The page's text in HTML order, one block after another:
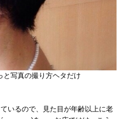
と写真の撮り方ヘタだけ
いるので、見た目が年齢以上に老